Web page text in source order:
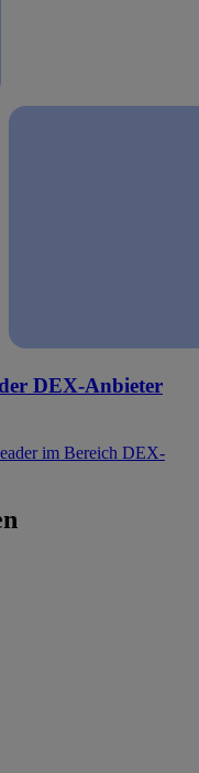
DEX-Anbieter
im Bereich DEX-